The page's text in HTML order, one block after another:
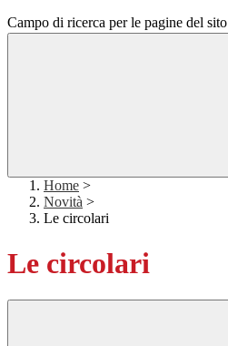
Campo di ricerca per le pagine del sito
Home >
Novità >
Le circolari
Le circolari